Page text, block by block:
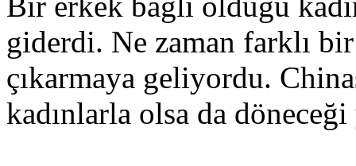
giderdi. Ne zaman farklı
çıkarmaya geliyordu.
kadınlarla olsa da